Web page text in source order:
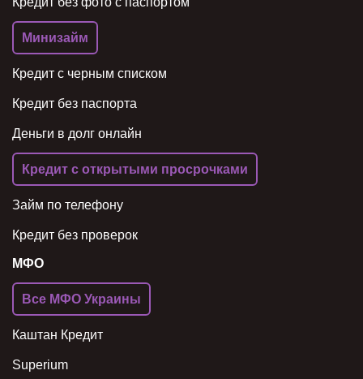
Минизайм
Кредит с черным списком
Кредит без паспорта
Деньги в долг онлайн
Кредит с открытыми просрочками
Займ по телефону
Кредит без проверок
МФО
Все МФО Украины
Каштан Кредит
Superium